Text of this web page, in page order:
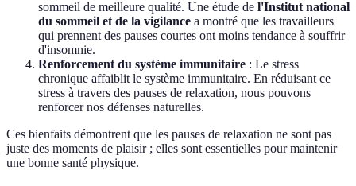
sommeil de meilleure qualité. Une étude de l'Institut national
du sommeil et de la vigilance a montré que les travailleurs
qui prennent des pauses courtes ont moins tendance à souffrir
d'insomnie.
Renforcement du système immunitaire : Le stress
chronique affaiblit le système immunitaire. En réduisant ce
stress à travers des pauses de relaxation, nous pouvons
renforcer nos défenses naturelles.
Ces bienfaits démontrent que les pauses de relaxation ne sont pas
juste des moments de plaisir ; elles sont essentielles pour maintenir
une bonne santé physique.